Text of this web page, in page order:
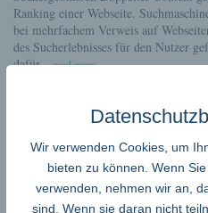
Ranking einer Webseite.
bei mehrfachem Verweis auf
des Sucherlebnisses für den Nutzer
dafür,...read more
Wir verwenden Cookies, um
bieten zu können. Wenn
verwenden, nehmen wir an,
sind. Wenn sie daran nicht